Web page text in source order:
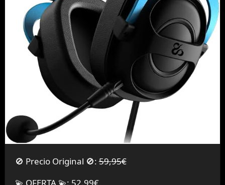
🚫 Precio Original 🚫:59,95€
💫 OFERTA 💫: 52,99€